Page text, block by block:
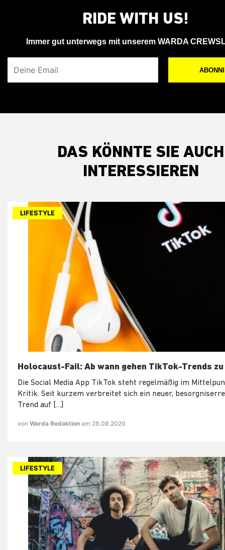
RIDE WITH US!
Immer gut unterwegs mit unserem WARDA
DAS KÖNNTE SIE AUCH
INTERESSIEREN
LIFESTYLE
Holocaust-Fail: Ab wann gehen TikTok-Trends
Die Social Media App TikTok steht regelmäßig im
Kritik. Seit kurzem verbreitet sich ein neuer,
Trend auf […]
von Warda Redaktion am 28.08.2020
LIFESTYLE